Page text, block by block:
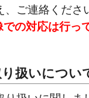
ご連絡くださ
の対応は行っ
扱いについ